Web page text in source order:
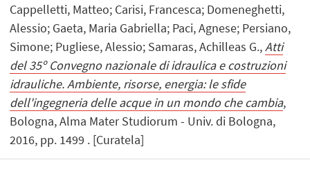
Cappelletti, Matteo; Carisi, Francesca; Domeneghetti,
Alessio; Gaeta, Maria Gabriella; Paci, Agnese; Persiano,
Simone; Pugliese, Alessio; Samaras, Achilleas G.,Atti
del 35º Convegno nazionale di idraulica e costruzioni
idrauliche. Ambiente, risorse, energia: le sfide
dell'ingegneria delle acque in un mondo che cambia,
Bologna, Alma Mater Studiorum - Univ. di Bologna,
2016, pp. 1499 . [Curatela]